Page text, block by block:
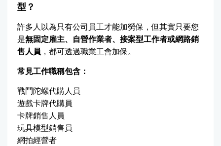
型？
許多人以為只有公司員工才能加勞保，但其實只要您
是無固定雇主、自營作業者、接案型工作者或網路銷
售人員 ，都可透過職業工會加保。
常見工作職稱包含：
戰鬥陀螺代購人員
遊戲卡牌代購員
卡牌銷售人員
玩具模型銷售員
網拍經營者